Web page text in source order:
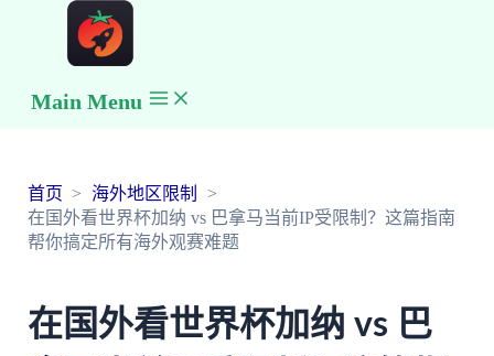
Main Menu
首页
海外地区限制
在国外看世界杯加纳 vs 巴拿马当前IP受限制？这篇指南
帮你搞定所有海外观赛难题
在国外看世界杯加纳 vs 巴